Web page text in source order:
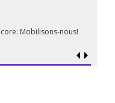
Mobilisons-nous!